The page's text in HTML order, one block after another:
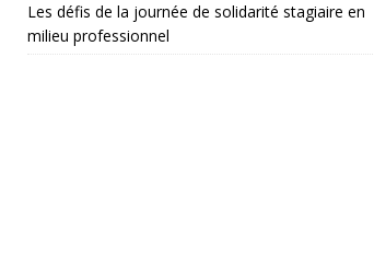
Les défis de la journée de solidarité stagiaire en
milieu professionnel